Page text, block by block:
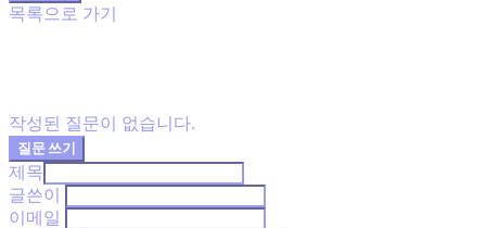
목록으로 가기
작성된 질문이 없습니다.
질문 쓰기
제목
글쓴이
이메일